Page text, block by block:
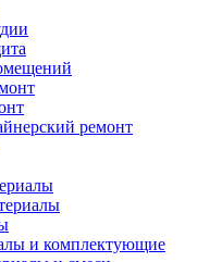
ремонт
и комплектующие